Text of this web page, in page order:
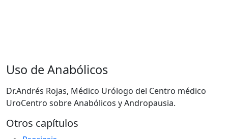
Uso de Anabólicos
Dr.Andrés Rojas, Médico Urólogo del Centro médico
UroCentro sobre Anabólicos y Andropausia.
Otros capítulos